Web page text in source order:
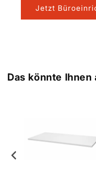
Jetzt
Das könnte